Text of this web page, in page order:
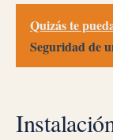
Quizás te
Seguridad de